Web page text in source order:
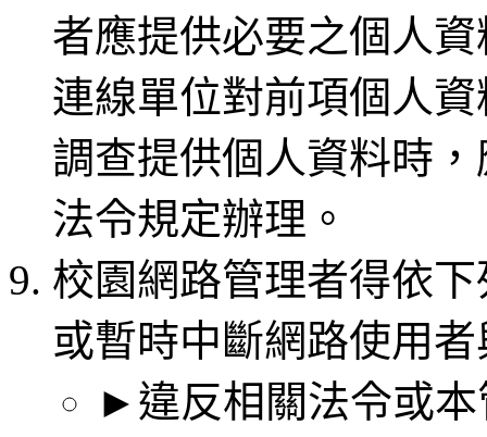
者應提供必要之個人
連線單位對前項個人
調查提供個人資料時
法令規定辦理。
校園網路管理者得依
或暫時中斷網路使用
►違反相關法令或